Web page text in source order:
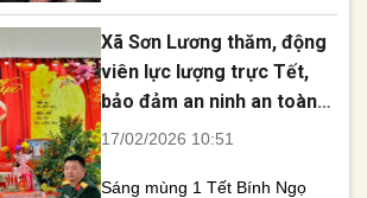
nhiều xe máy bất ngờ bốc cháy
trên tuyến Cao tốc Bắc – Nam,
đoạn Km324+400 qua địa bàn
phường Đông Tiến. Vụ việc
nhưng khiến phương tiện [...]
Xã Sơn Lương thăm, động
viên lực lượng trực Tết,
bảo đảm an ninh an toàn
đêm Giao thừa Bính Ngọ
17/02/2026 10:51
Sáng mùng 1 Tết Bính Ngọ